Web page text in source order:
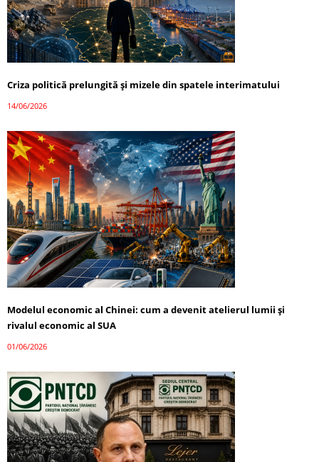
Criza politică prelungită și mizele din spatele interimatului
14/06/2026
Modelul economic al Chinei: cum a devenit atelierul lumii și
rivalul economic al SUA
01/06/2026